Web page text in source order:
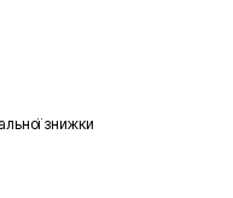
знижки